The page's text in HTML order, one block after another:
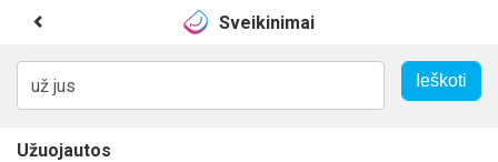
Sveikinimai
Užuojautos